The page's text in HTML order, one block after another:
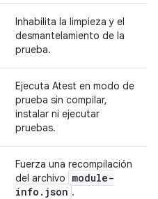
Inhabilita la limpieza y el
desmantelamiento de la
prueba.
Ejecuta Atest en modo de
prueba sin compilar,
instalar ni ejecutar
pruebas.
Fuerza una recompilación
del archivo
module-
info . json .